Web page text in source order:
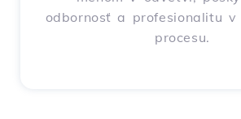
odbornosť a profesionalitu v
procesu.